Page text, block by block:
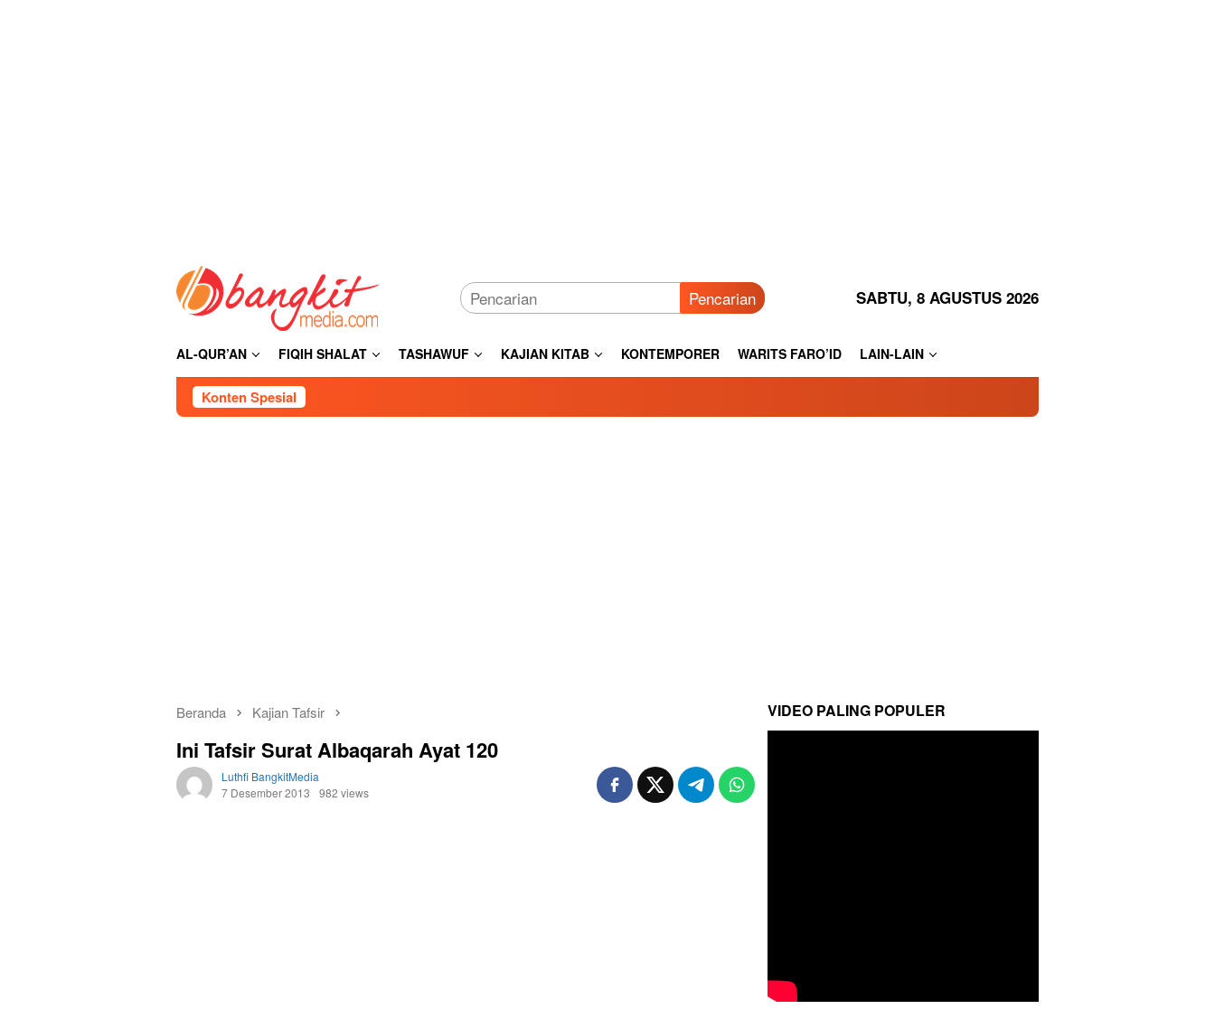
Pencarian SABTU, 8 AGUSTUS 2026
AL-QUR’AN FIQIH SHALAT TASHAWUF KAJIAN KITAB KONTEMPORER WARITS FARO’ID LAIN-LAIN
Konten Spesial
Beranda Kajian Tafsir
Ini Tafsir Surat Albaqarah Ayat 120
Luthfi BangkitMedia
7 Desember 2013
982 views
VIDEO PALING POPULER